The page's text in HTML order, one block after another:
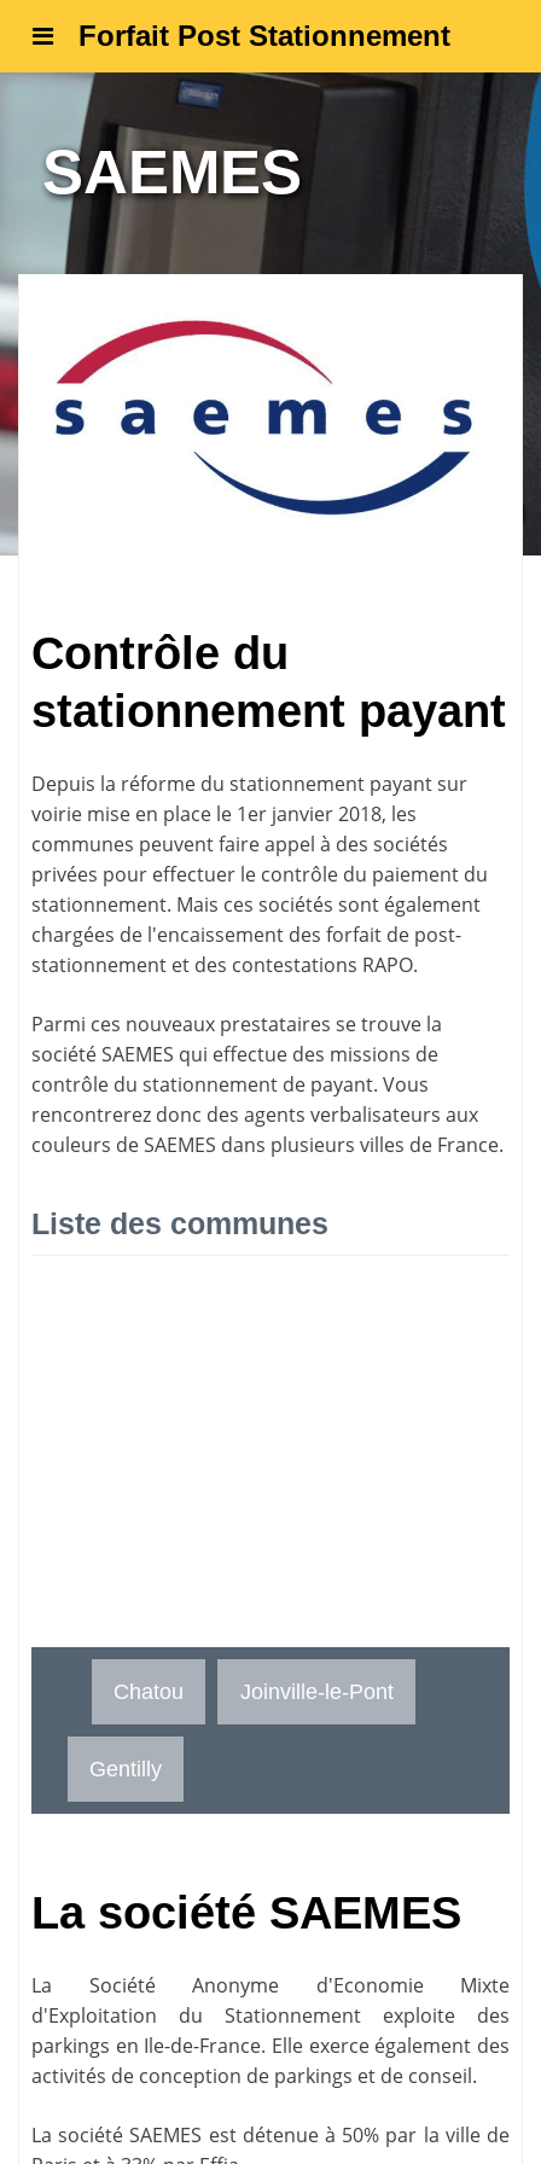
Forfait Post Stationnement
SAEMES
Contrôle du
stationnement payant
Depuis la réforme du stationnement payant sur
voirie mise en place le 1er janvier 2018, les
communes peuvent faire appel à des sociétés
privées pour effectuer le contrôle du paiement du
stationnement. Mais ces sociétés sont également
chargées de l'encaissement des forfait de post-
stationnement et des contestations RAPO.
Parmi ces nouveaux prestataires se trouve la
société SAEMES qui effectue des missions de
contrôle du stationnement de payant. Vous
rencontrerez donc des agents verbalisateurs aux
couleurs de SAEMES dans plusieurs villes de France.
Liste des communes
Chatou Joinville-le-Pont
Gentilly
La société SAEMES
La Société Anonyme d'Economie Mixte
d'Exploitation du Stationnement exploite des
parkings en Ile-de-France. Elle exerce également des
activités de conception de parkings et de conseil.
La société SAEMES est détenue à 50% par la ville de